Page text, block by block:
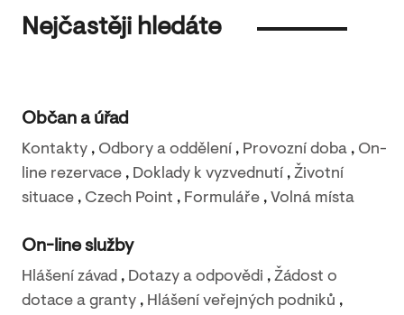
Nejčastěji hledáte
Občan a úřad
Kontakty , Odbory a oddělení , Provozní doba , On-
line rezervace , Doklady k vyzvednutí , Životní
situace , Czech Point , Formuláře , Volná místa
On-line služby
Hlášení závad , Dotazy a odpovědi , Žádost o
dotace a granty , Hlášení veřejných podniků ,